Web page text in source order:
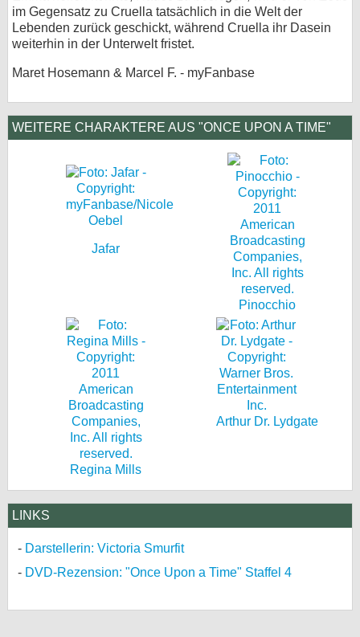
im Gegensatz zu Cruella tatsächlich in die Welt der
Lebenden zurück geschickt, während Cruella ihr Dasein
weiterhin in der Unterwelt fristet.
Maret Hosemann & Marcel F. - myFanbase
WEITERE CHARAKTERE AUS "ONCE UPON A TIME"
Jafar
Pinocchio
Regina Mills
Arthur Dr. Lydgate
LINKS
Darstellerin: Victoria Smurfit
DVD-Rezension: "Once Upon a Time" Staffel 4